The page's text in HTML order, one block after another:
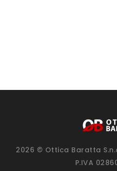
2026 © Ottica Baratta
P.IVA